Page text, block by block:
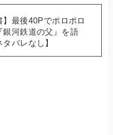
】最後40Pでポロポロ
銀河鉄道の父』を語
バレなし】